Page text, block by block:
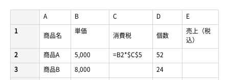
A B C D E
1
商品名
単価
消費税 個数
売上（税
込）
2 商品A 5,000 =B2*$C$5 52
3 商品B 8,000 24